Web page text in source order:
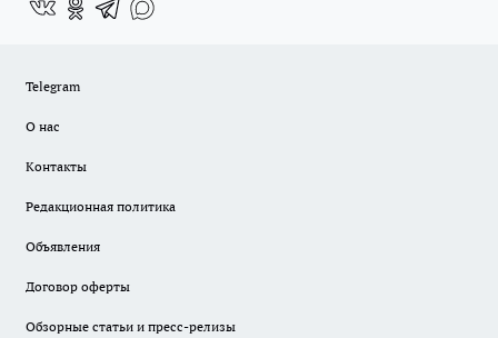
Telegram
О нас
Контакты
Редакционная политика
Объявления
Договор оферты
Обзорные статьи и пресс-релизы